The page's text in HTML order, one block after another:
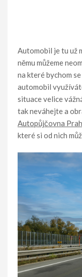
Automobil je tu už
němu můžeme
na které bychom
automobil
situace velice
tak neváhejte a
Autopůjčovna
které si od nich